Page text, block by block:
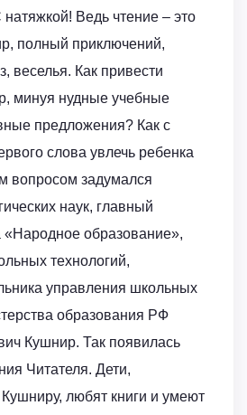
Ведь чтение – это
полный приключений,
веселья. Как привести
минуя нудные учебные
предложения? Как с
слова увлечь ребенка
вопросом задумался
наук, главный
«Народное образование»,
технологий,
управления школьных
образования РФ
Кушнир. Так появилась
Читателя. Дети,
любят книги и умеют